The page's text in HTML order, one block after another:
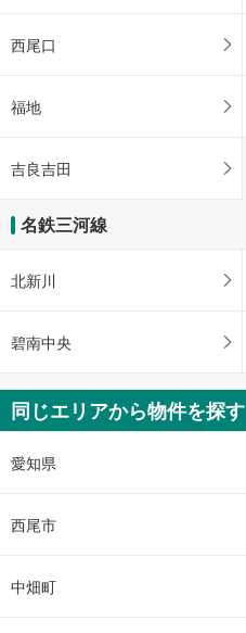
西尾口
福地
吉良吉田
名鉄三河線
北新川
碧南中央
同じエリアから物件を探す
愛知県
西尾市
中畑町